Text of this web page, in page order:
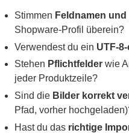
Stimmen Feldnamen
Shopware-Profil überein?
Verwendest du ein UTF-
Stehen Pflichtfelder wie
jeder Produktzeile?
Sind die Bilder korrekt
Pfad, vorher
Hast du das richtige